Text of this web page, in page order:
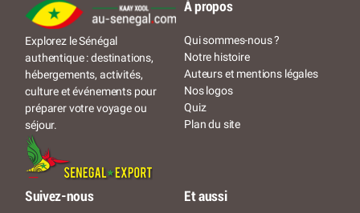
Explorez le Sénégal
authentique : destinations,
hébergements, activités,
culture et événements pour
préparer votre voyage ou
séjour.
À propos
Qui sommes-nous ?
Notre histoire
Auteurs et mentions légales
Nos logos
Quiz
Plan du site
Suivez-nous Et aussi